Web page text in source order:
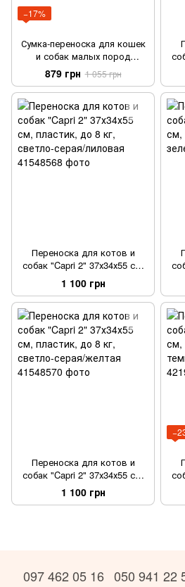
−17%
Сумка-переноска для кошек
и собак малых пород
"Victoria" 26*29*50см (до 5 кг)
879 грн 1 055 грн
Переноска для котов и
собак "Capri 2" 37х34х55 см,
пластик, до 8 кг, светло-
серая/лиловая
1 100 грн
Переноска для котов и
собак "Capri 2" 37х34х55 см,
пластик, до 8 кг, светло-
серая/желтая
1 100 грн
097 462 05 16 050 941 22